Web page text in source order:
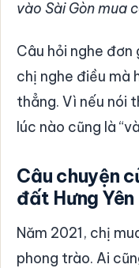
vào Sài Gòn mua
Câu hỏi nghe đơn
chị nghe điều mà
thẳng. Vì nếu nói
lúc nào cũng là
Câu chuyện
đất Hưng Yên
Năm 2021, chị
phong trào. Ai